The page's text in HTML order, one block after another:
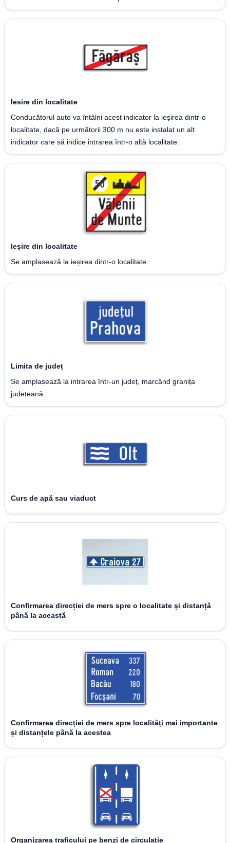
Iesire din localitate
Conducătorul auto va întâlni acest indicator la ieșirea dintr-o
localitate, dacă pe următorii 300 m nu este instalat un alt
indicator care să indice intrarea într-o altă localitate.
Ieșire din localitate
Se amplasează la ieșirea dintr-o localitate.
Limita de județ
Se amplasează la intrarea într-un județ, marcând granița
județeană.
Curs de apă sau viaduct
Confirmarea direcției de mers spre o localitate și distanță
până la această
Confirmarea direcției de mers spre localități mai importante
și distanțele până la acestea
Organizarea traficului pe benzi de circulație